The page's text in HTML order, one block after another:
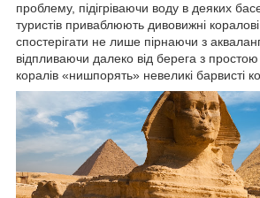
проблему, підігріваючи воду в деяких
туристів приваблюють дивовижні
спостерігати не лише пірнаючи з
відпливаючи далеко від берега з
коралів «нишпорять» невеликі барвисті